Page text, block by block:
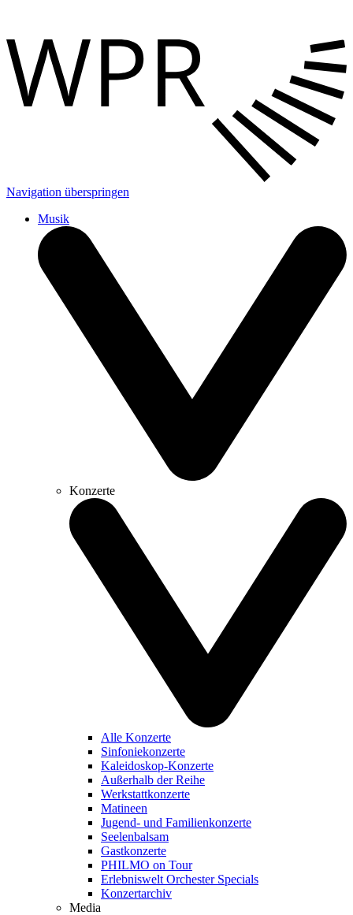
Navigation überspringen
Musik
Konzerte
Alle Konzerte
Sinfoniekonzerte
Kaleidoskop-Konzerte
Außerhalb der Reihe
Werkstattkonzerte
Matineen
Jugend- und Familienkonzerte
Seelenbalsam
Gastkonzerte
PHILMO on Tour
Erlebniswelt Orchester Specials
Konzertarchiv
Media